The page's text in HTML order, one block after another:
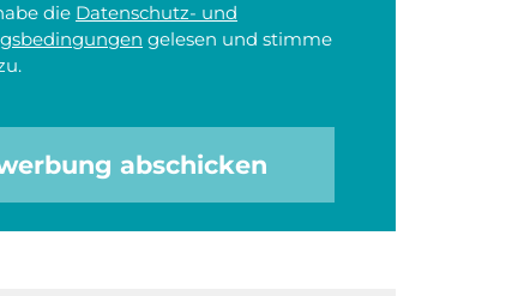
die Datenschutz- und
gelesen und stimme
abschicken